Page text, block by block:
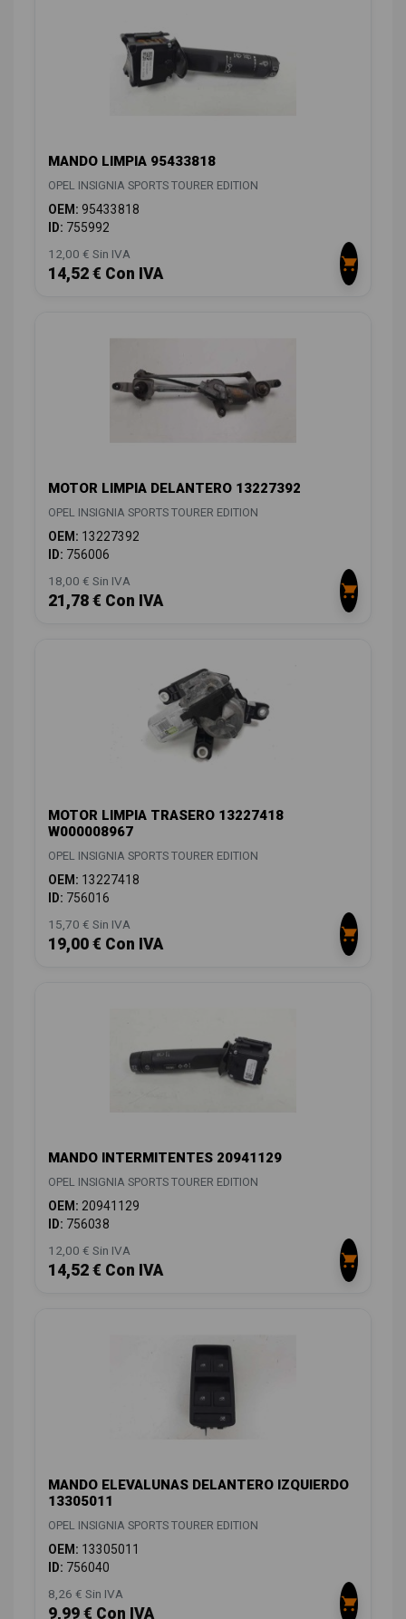
MANDO LIMPIA 95433818
OPEL INSIGNIA SPORTS TOURER EDITION
OEM: 95433818
ID: 755992
12,00 € Sin IVA
14,52 € Con IVA
MOTOR LIMPIA DELANTERO 13227392
OPEL INSIGNIA SPORTS TOURER EDITION
OEM: 13227392
ID: 756006
18,00 € Sin IVA
21,78 € Con IVA
MOTOR LIMPIA TRASERO 13227418
W000008967
OPEL INSIGNIA SPORTS TOURER EDITION
OEM: 13227418
ID: 756016
15,70 € Sin IVA
19,00 € Con IVA
MANDO INTERMITENTES 20941129
OPEL INSIGNIA SPORTS TOURER EDITION
OEM: 20941129
ID: 756038
12,00 € Sin IVA
14,52 € Con IVA
MANDO ELEVALUNAS DELANTERO IZQUIERDO
13305011
OPEL INSIGNIA SPORTS TOURER EDITION
OEM: 13305011
ID: 756040
8,26 € Sin IVA
9,99 € Con IVA